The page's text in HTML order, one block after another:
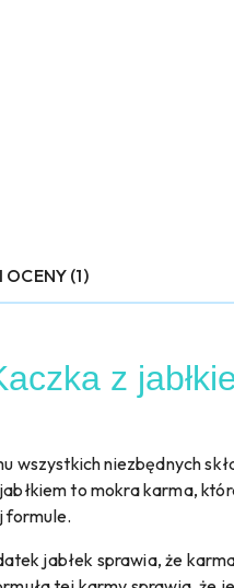
OCENY (1)
z
wszystkich niezbędnych
to mokra karma,
formule.
jabłek sprawia, że